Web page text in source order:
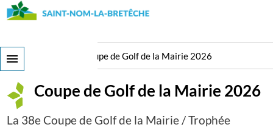
Aller
principal
Tout l'agenda Coupe de Golf de la Mairie 2026
Coupe de Golf de la Mairie 2026
La 38e Coupe de Golf de la Mairie / Trophée